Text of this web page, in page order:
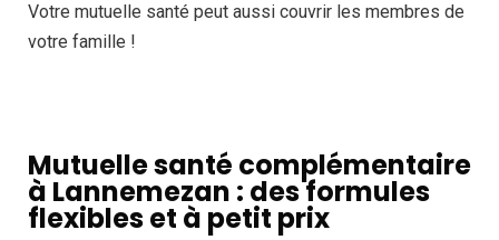
Votre mutuelle santé peut aussi couvrir les membres de
votre famille !
Mutuelle santé complémentaire
à Lannemezan : des formules
flexibles et à petit prix